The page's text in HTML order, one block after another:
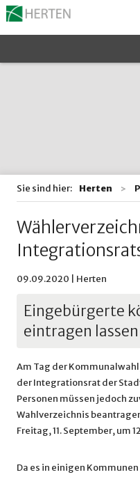
Sie sind hier: Herten
09.09.2020 | Herten
Eingebürgerte
eintragen lassen
Am Tag der
der Integrationsrat der
Personen müssen jedoch
Wahlverzeichnis
Freitag, 11. September, um
Da es in einigen